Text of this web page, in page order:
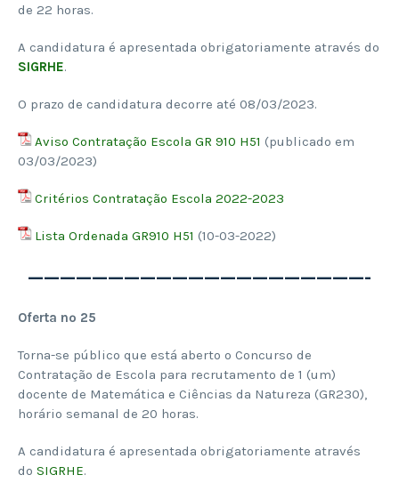
de 22 horas.
A candidatura é apresentada obrigatoriamente através do
SIGRHE.
O prazo de candidatura decorre até 08/03/2023.
Aviso Contratação Escola GR 910 H51 (publicado em
03/03/2023)
Critérios Contratação Escola 2022-2023
Lista Ordenada GR910 H51 (10-03-2022)
—————————————————————-
Oferta nº 25
Torna-se público que está aberto o Concurso de
Contratação de Escola para recrutamento de 1 (um)
docente de Matemática e Ciências da Natureza (GR230),
horário semanal de 20 horas.
A candidatura é apresentada obrigatoriamente através
do SIGRHE.